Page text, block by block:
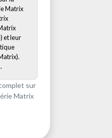
Matrix
et leur
sur
Matrix